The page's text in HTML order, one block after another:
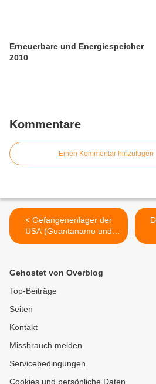
Erneuerbare und Energiespeicher
2010
Kommentare
Einen Kommentar hinzufügen
< Gefangenenlager der
USA (Guantanamo und
Co.)
Gehostet von Overblog
Top-Beiträge
Seiten
Kontakt
Missbrauch melden
Servicebedingungen
Cookies und persönliche Daten